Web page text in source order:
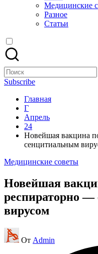
Медицинские
Разное
Статьи
Поиск
для:
Subscribe
Главная
Г
Апрель
24
Новейшая вакцина
сенцитиальным
Опубликовано
Медицинские советы
Новейшая
респираторно
вирусом
Запись
от
От Admin